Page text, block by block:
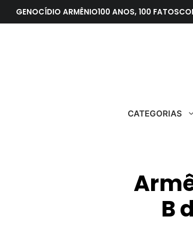
para
GENOCÍDIO ARMÊNIO100 ANOS, 100 FATOS
CATEGORIAS
B